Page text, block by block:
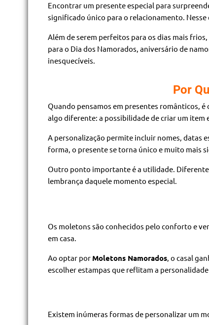
Encontrar um presente especial para
significado único para o relacionamento. Nesse
Além de serem perfeitos para os dias mais
para o Dia dos Namorados, aniversário de
inesquecíveis.
Por
Quando pensamos em presentes românticos,
algo diferente: a possibilidade de criar um item
A personalização permite incluir nomes, datas
forma, o presente se torna único e muito mais
Outro ponto importante é a utilidade.
lembrança daquele momento especial.
Os moletons são conhecidos pelo conforto e
em casa.
Ao optar por Moletons Namorados, o casal
escolher estampas que reflitam a personalidade
Existem inúmeras formas de personalizar um